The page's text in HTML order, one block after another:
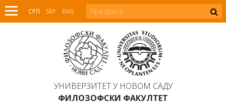
СРП SRP ENG
УНИВЕРЗИТЕТ У НОВОМ САДУ
ФИЛОЗОФСКИ ФАКУЛТЕТ